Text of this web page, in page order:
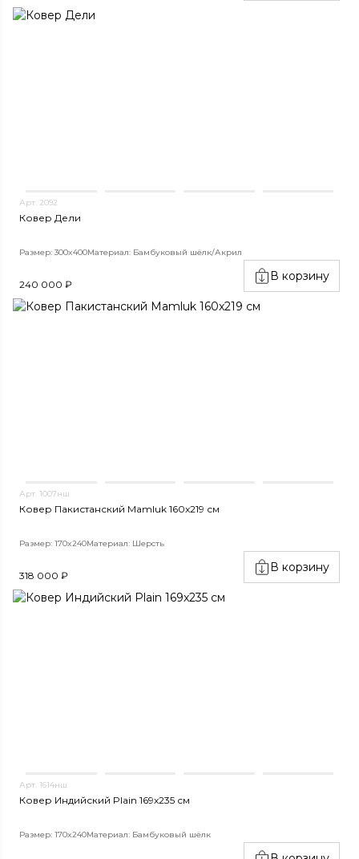
Арт. 2092
Ковер Дели
Размер: 300x400Материал: Бамбуковый шёлк/Акрил
240 000 ₽
В корзину
Арт. 1007нш
Ковер Пакистанский Mamluk 160x219 см
Размер: 170x240Материал: Шерсть
318 000 ₽
В корзину
Арт. 1614нш
Ковер Индийский Plain 169x235 см
Размер: 170x240Материал: Бамбуковый шёлк